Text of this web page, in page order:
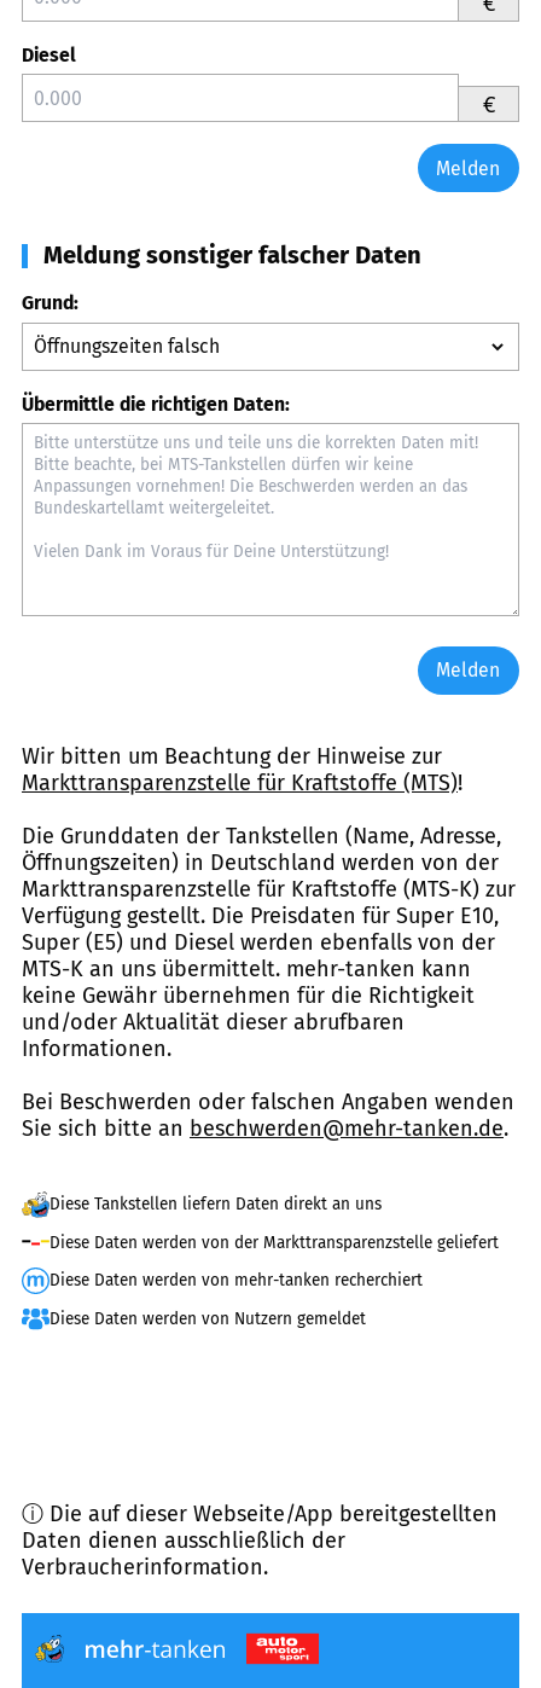
Diesel
€
Melden
Meldung sonstiger falscher Daten
Grund:
Übermittle die richtigen Daten:
Melden
Wir bitten um Beachtung der Hinweise zur
Markttransparenzstelle für Kraftstoffe (MTS)!
Die Grunddaten der Tankstellen (Name, Adresse,
Öffnungszeiten) in Deutschland werden von der
Markttransparenzstelle für Kraftstoffe (MTS-K) zur
Verfügung gestellt. Die Preisdaten für Super E10,
Super (E5) und Diesel werden ebenfalls von der
MTS-K an uns übermittelt. mehr-tanken kann
keine Gewähr übernehmen für die Richtigkeit
und/oder Aktualität dieser abrufbaren
Informationen.
Bei Beschwerden oder falschen Angaben wenden
Sie sich bitte an beschwerden@mehr-tanken.de.
Diese Tankstellen liefern Daten direkt an uns
Diese Daten werden von der Markttransparenzstelle geliefert
Diese Daten werden von mehr-tanken recherchiert
Diese Daten werden von Nutzern gemeldet
ⓘ Die auf dieser Webseite/App bereitgestellten
Daten dienen ausschließlich der
Verbraucherinformation.